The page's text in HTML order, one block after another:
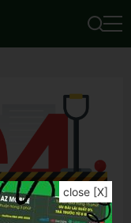
close [X]